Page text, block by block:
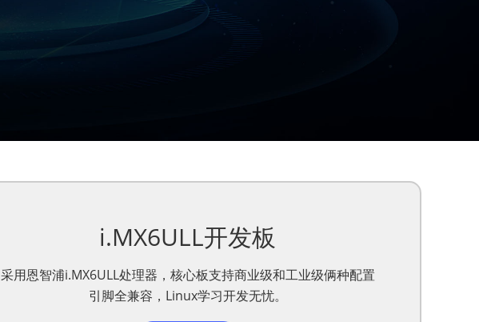
i.MX6ULL开发板
采用恩智浦i.MX6ULL处理器，核心板支持商业级和工业级俩种配置
引脚全兼容，Linux学习开发无忧。